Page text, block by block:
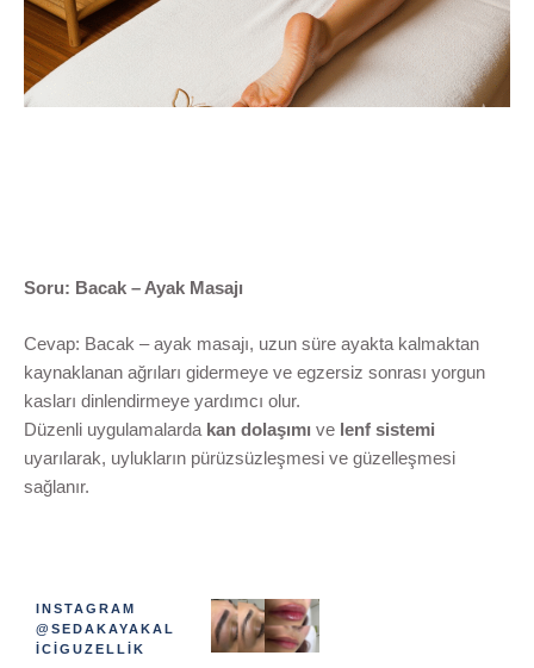
Soru: Bacak – Ayak Masajı
Cevap: Bacak – ayak masajı, uzun süre ayakta kalmaktan
kaynaklanan ağrıları gidermeye ve egzersiz sonrası yorgun
kasları dinlendirmeye yardımcı olur.
Düzenli uygulamalarda kan dolaşımı ve lenf sistemi
uyarılarak, uylukların pürüzsüzleşmesi ve güzelleşmesi
sağlanır.
INSTAGRAM
@SEDAKAYAKAL
ICIGUZELLIK